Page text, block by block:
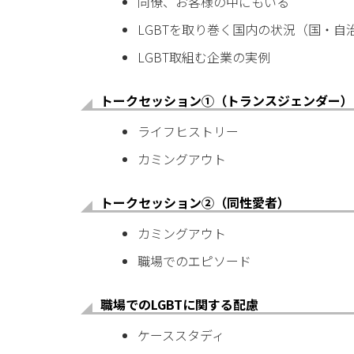
LGBTを取り巻く国内の状況（国・自
LGBT取組む企業の実例
トークセッション①（トランスジェンダー）
ライフヒストリー
カミングアウト
トークセッション②（同性愛者）
カミングアウト
職場でのエピソード
職場でのLGBTに関する配慮
ケーススタディ